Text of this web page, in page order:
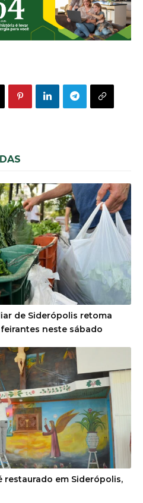
de Siderópolis retoma
neste sábado
restaurado em Siderópolis,